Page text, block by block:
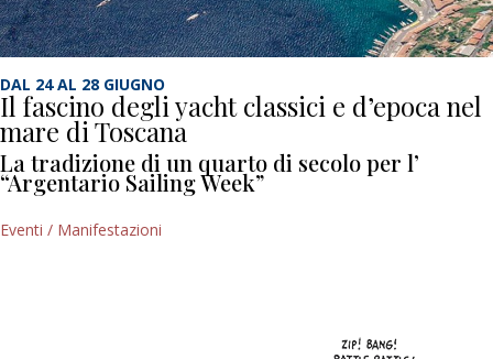
DAL 24 AL 28 GIUGNO
Il fascino degli yacht classici e d’epoca nel
mare di Toscana
La tradizione di un quarto di secolo per l’
“Argentario Sailing Week”
Eventi / Manifestazioni